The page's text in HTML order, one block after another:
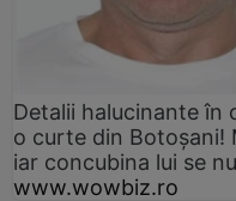
Detalii halucinante în
o curte din Botoșani!
iar concubina lui se
www.wowbiz.ro